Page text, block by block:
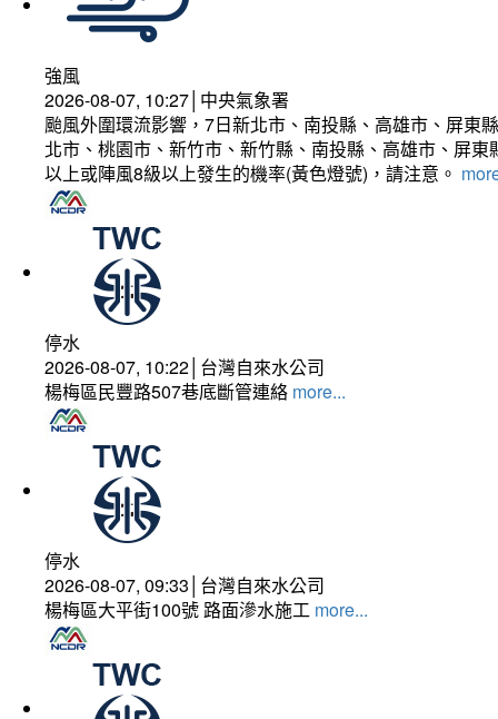
強風
2026-08-07, 10:27│中央氣象署
颱風外圍環流影響，7日新北市、南投縣、高雄市、屏東
北市、桃園市、新竹市、新竹縣、南投縣、高雄市、屏
以上或陣風8級以上發生的機率(黃色燈號)，請注意。
停水
2026-08-07, 10:22│台灣自來水公司
楊梅區民豐路507巷底斷管連絡 more...
停水
2026-08-07, 09:33│台灣自來水公司
楊梅區大平街100號 路面滲水施工 more...